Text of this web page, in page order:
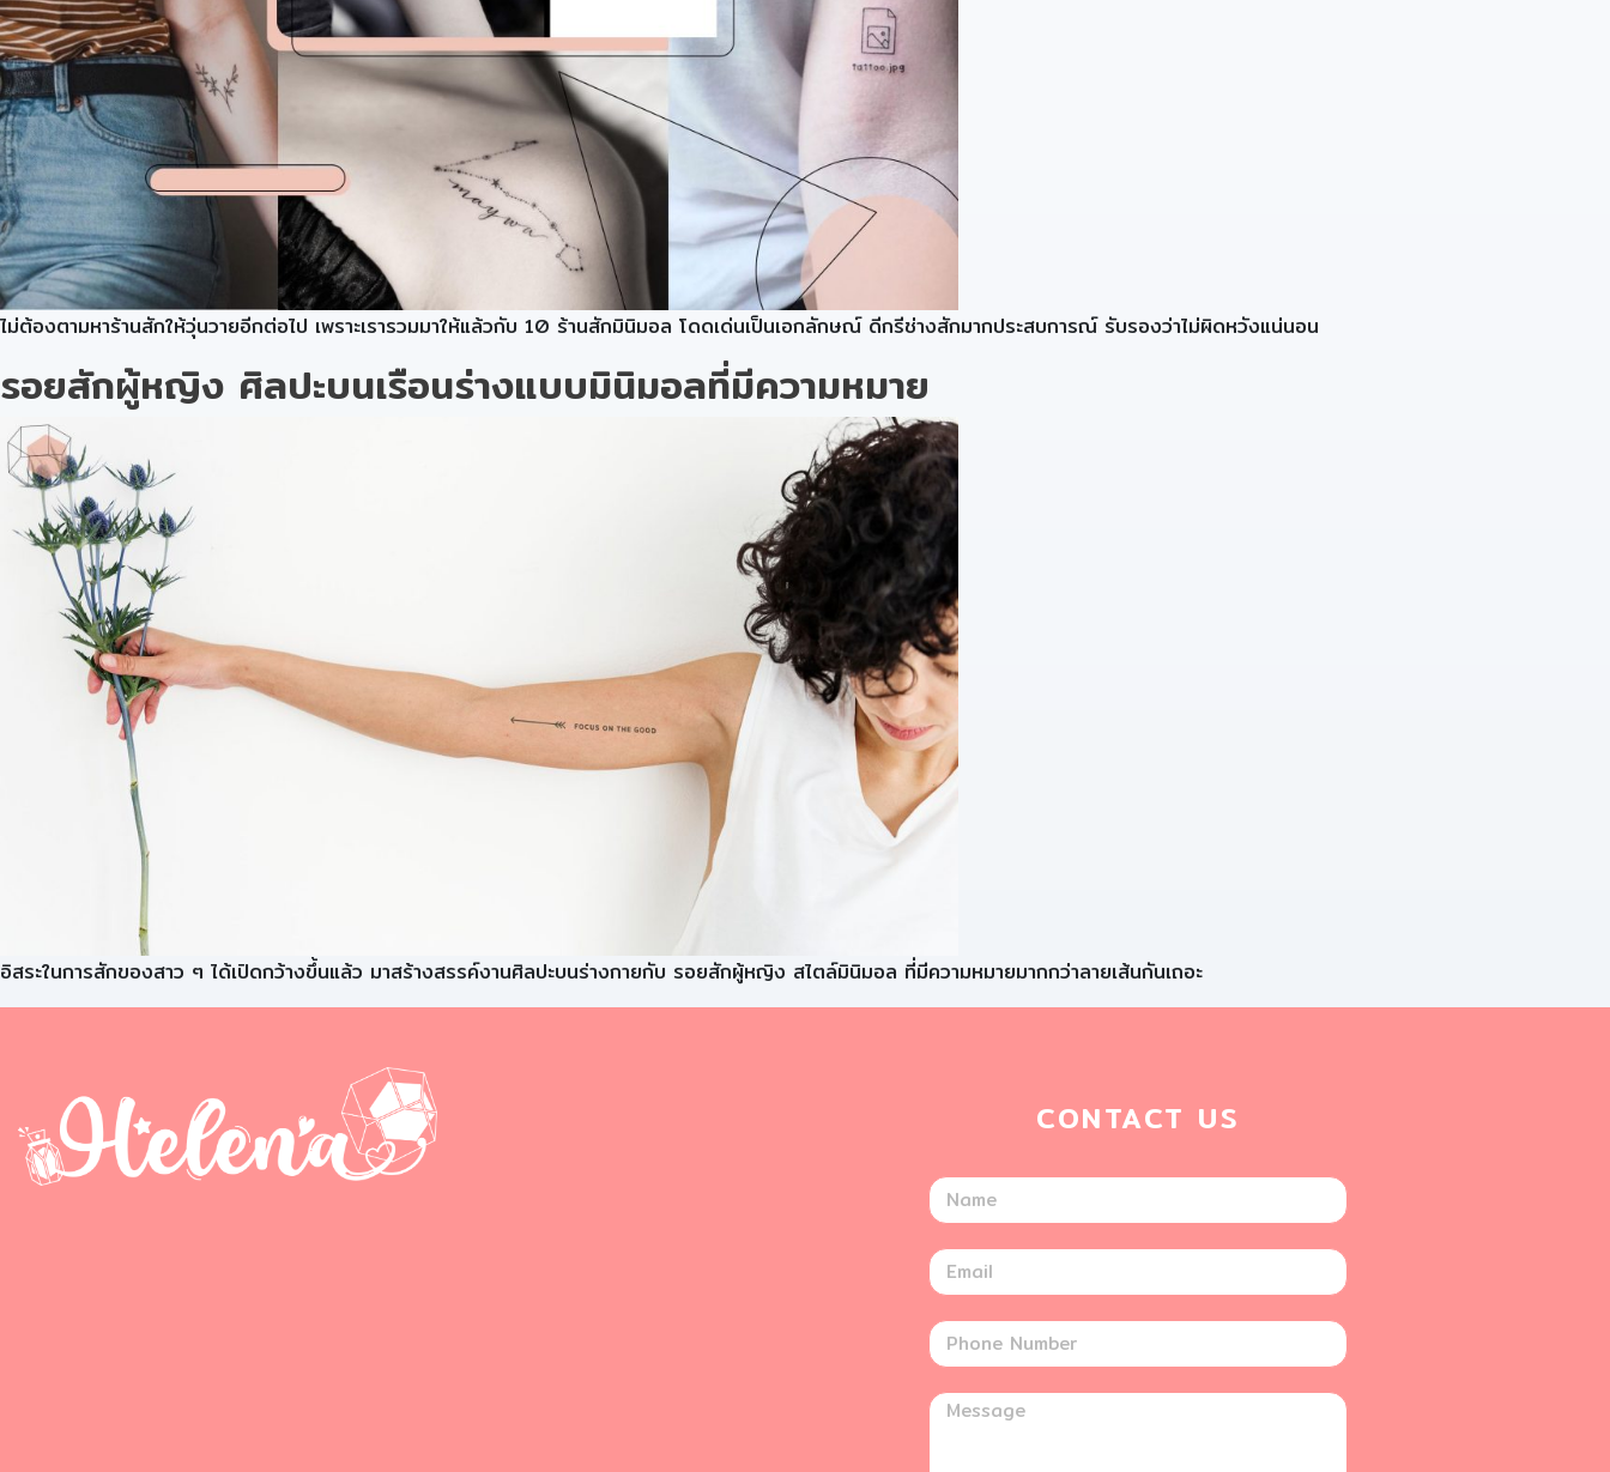
ไม่ต้องตามหาร้านสักให้วุ่นวายอีกต่อไป เพราะเรารวมมาให้แล้วกับ 10 ร้านสักมินิมอล โดดเด่นเป็นเอกลักษณ์ ดีกรีช่างสักมากประสบการณ์ รับรองว่าไม่ผิดหวังแน่นอน
รอยสักผู้หญิง ศิลปะบนเรือนร่างแบบมินิมอลที่มีความหมาย
อิสระในการสักของสาว ๆ ได้เปิดกว้างขึ้นแล้ว มาสร้างสรรค์งานศิลปะบนร่างกายกับ รอยสักผู้หญิง สไตล์มินิมอล ที่มีความหมายมากกว่าลายเส้นกันเถอะ
CONTACT US